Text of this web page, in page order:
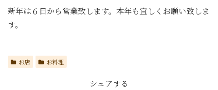
新年は６日から営業致します。本年も宜しくお願い致しま
す。
お店 お料理
シェアする